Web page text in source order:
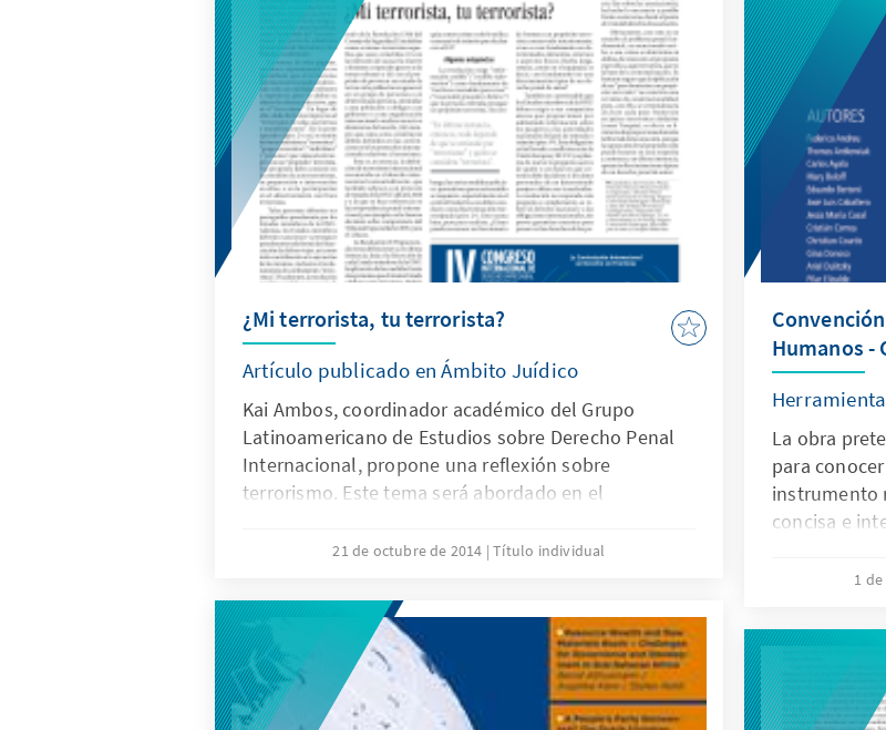
¿Mi terrorista, tu terrorista?
Artículo publicado en Ámbito Juídico
Kai Ambos, coordinador académico del Grupo
Latinoamericano de Estudios sobre Derecho Penal
Internacional, propone una reflexión sobre
terrorismo. Este tema será abordado en el
en Lima (Perú).21 de octubre de 2014 Título individual
Humanos -
La obra
para
instrumento
concisa e
artículo.
de derechos
pueden
contenido
su registro
1